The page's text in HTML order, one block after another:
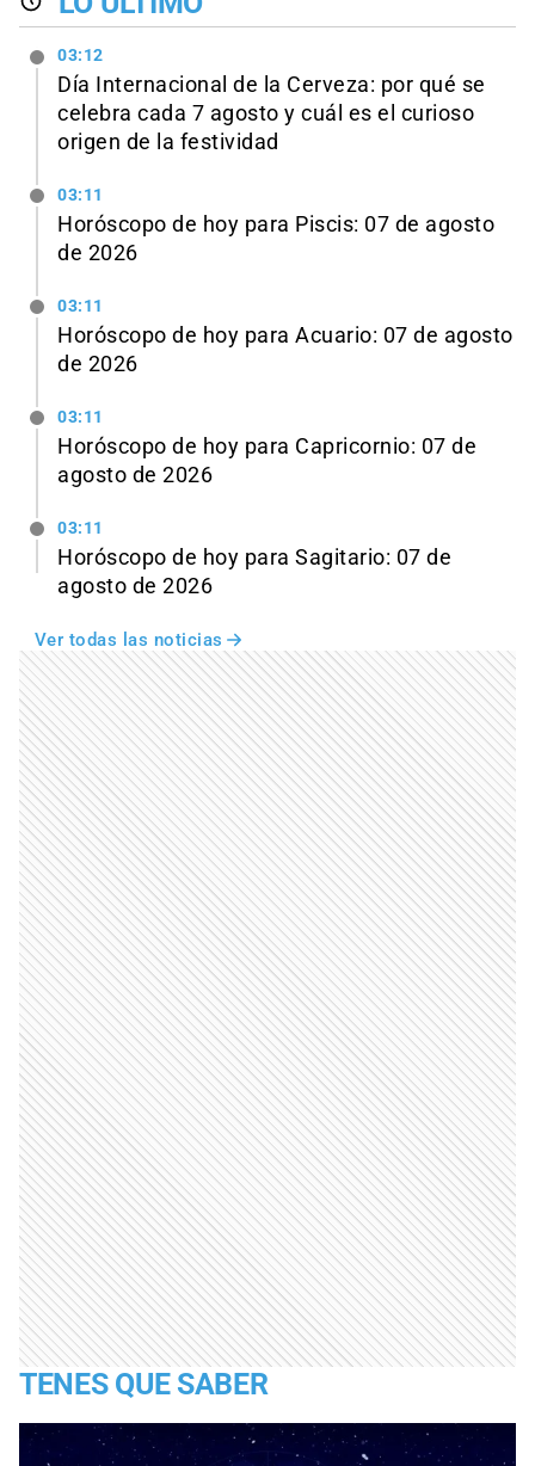
03:12
Día Internacional de la Cerveza: por qué se
celebra cada 7 agosto y cuál es el curioso
origen de la festividad
03:11
Horóscopo de hoy para Piscis: 07 de agosto
de 2026
03:11
Horóscopo de hoy para Acuario: 07 de agosto
de 2026
03:11
Horóscopo de hoy para Capricornio: 07 de
agosto de 2026
03:11
Horóscopo de hoy para Sagitario: 07 de
agosto de 2026
Ver todas las noticias
TENES QUE SABER